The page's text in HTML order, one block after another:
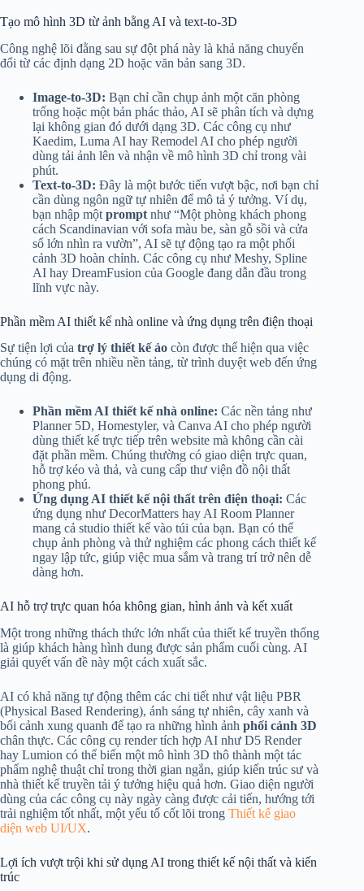
Tạo mô hình 3D từ ảnh bằng AI và text-to-3D
Công nghệ lõi đằng sau sự đột phá này là khả năng chuyển
đổi từ các định dạng 2D hoặc văn bản sang 3D.
Image-to-3D: Bạn chỉ cần chụp ảnh một căn phòng
trống hoặc một bản phác thảo, AI sẽ phân tích và dựng
lại không gian đó dưới dạng 3D. Các công cụ như
Kaedim, Luma AI hay Remodel AI cho phép người
dùng tải ảnh lên và nhận về mô hình 3D chỉ trong vài
phút.
Text-to-3D: Đây là một bước tiến vượt bậc, nơi bạn chỉ
cần dùng ngôn ngữ tự nhiên để mô tả ý tưởng. Ví dụ,
bạn nhập một prompt như “Một phòng khách phong
cách Scandinavian với sofa màu be, sàn gỗ sồi và cửa
sổ lớn nhìn ra vườn”, AI sẽ tự động tạo ra một phối
cảnh 3D hoàn chỉnh. Các công cụ như Meshy, Spline
AI hay DreamFusion của Google đang dẫn đầu trong
lĩnh vực này.
Phần mềm AI thiết kế nhà online và ứng dụng trên điện thoại
Sự tiện lợi của trợ lý thiết kế ảo còn được thể hiện qua việc
chúng có mặt trên nhiều nền tảng, từ trình duyệt web đến ứng
dụng di động.
Phần mềm AI thiết kế nhà online: Các nền tảng như
Planner 5D, Homestyler, và Canva AI cho phép người
dùng thiết kế trực tiếp trên website mà không cần cài
đặt phần mềm. Chúng thường có giao diện trực quan,
hỗ trợ kéo và thả, và cung cấp thư viện đồ nội thất
phong phú.
Ứng dụng AI thiết kế nội thất trên điện thoại: Các
ứng dụng như DecorMatters hay AI Room Planner
mang cả studio thiết kế vào túi của bạn. Bạn có thể
chụp ảnh phòng và thử nghiệm các phong cách thiết kế
ngay lập tức, giúp việc mua sắm và trang trí trở nên dễ
dàng hơn.
AI hỗ trợ trực quan hóa không gian, hình ảnh và kết xuất
Một trong những thách thức lớn nhất của thiết kế truyền thống
là giúp khách hàng hình dung được sản phẩm cuối cùng. AI
giải quyết vấn đề này một cách xuất sắc.
AI có khả năng tự động thêm các chi tiết như vật liệu PBR
(Physical Based Rendering), ánh sáng tự nhiên, cây xanh và
bối cảnh xung quanh để tạo ra những hình ảnh phối cảnh 3D
chân thực. Các công cụ render tích hợp AI như D5 Render
hay Lumion có thể biến một mô hình 3D thô thành một tác
phẩm nghệ thuật chỉ trong thời gian ngắn, giúp kiến trúc sư và
nhà thiết kế truyền tải ý tưởng hiệu quả hơn. Giao diện người
dùng của các công cụ này ngày càng được cải tiến, hướng tới
trải nghiệm tốt nhất, một yếu tố cốt lõi trong Thiết kế giao
diện web UI/UX.
Lợi ích vượt trội khi sử dụng AI trong thiết kế nội thất và kiến
trúc